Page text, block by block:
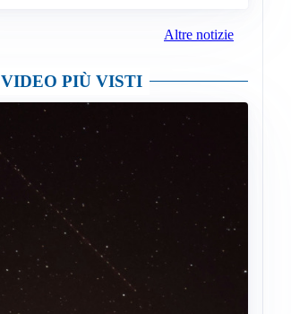
Altre notizie
VIDEO PIÙ VISTI